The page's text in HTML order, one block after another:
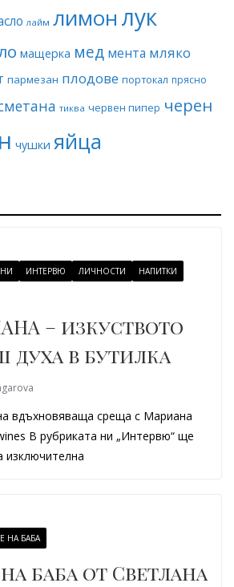
лайм лимонлук
мащерка мед мента мляко
пармезан плодове портокал прясно
тиква червен пипер черен
чушки яйца
ИНТЕРВЮ ЛИЧНОСТИ
НАПИТКИ
– изкуството
духа в бутилка
вдъхновяваща среща с Мариана
В рубриката ни „Интервю“ ще
изключителна
НА БАБА
баба от Светлана